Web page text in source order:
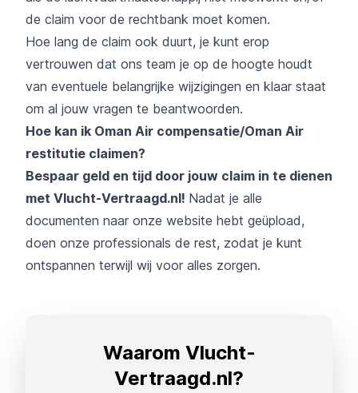
de claim voor de rechtbank moet komen.
Hoe lang de claim ook duurt, je kunt erop
vertrouwen dat ons team je op de hoogte houdt
van eventuele belangrijke wijzigingen en klaar staat
om al jouw vragen te beantwoorden.
Hoe kan ik Oman Air compensatie/Oman Air
restitutie claimen?
Bespaar geld en tijd door jouw claim in te dienen
met Vlucht-Vertraagd.nl! Nadat je alle
documenten naar onze website hebt geüpload,
doen onze professionals de rest, zodat je kunt
ontspannen terwijl wij voor alles zorgen.
Waarom Vlucht-
Vertraagd.nl?